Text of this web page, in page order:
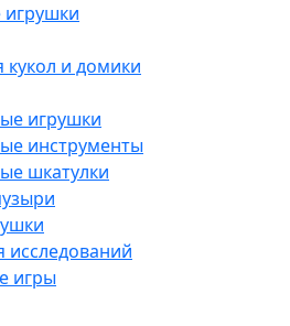
и домики
игрушки
инструменты
шкатулки
исследований
игры